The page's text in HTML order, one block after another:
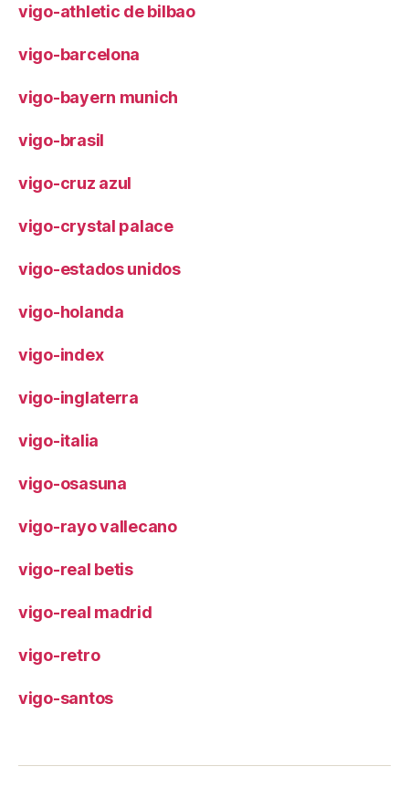
vigo-athletic de bilbao
vigo-barcelona
vigo-bayern munich
vigo-brasil
vigo-cruz azul
vigo-crystal palace
vigo-estados unidos
vigo-holanda
vigo-index
vigo-inglaterra
vigo-italia
vigo-osasuna
vigo-rayo vallecano
vigo-real betis
vigo-real madrid
vigo-retro
vigo-santos